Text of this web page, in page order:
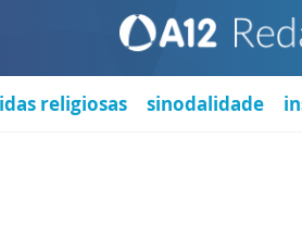
religiosas sinodalidade